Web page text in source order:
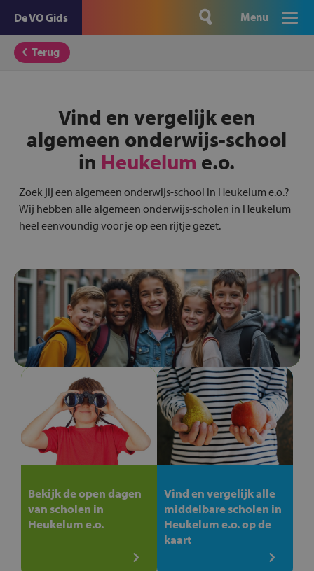
De VO Gids Menu
Terug
Vind en vergelijk een
algemeen onderwijs-school
in Heukelum e.o.
Zoek jij een algemeen onderwijs-school in Heukelum e.o.?
Wij hebben alle algemeen onderwijs-scholen in Heukelum
heel eenvoundig voor je op een rijtje gezet.
Bekijk de open dagen
van scholen in
Heukelum e.o.
Vind en vergelijk alle
middelbare scholen in
Heukelum e.o. op de
kaart